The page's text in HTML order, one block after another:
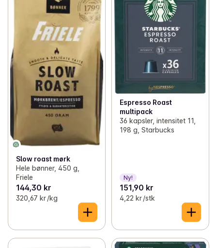
Slow roast mørk
Hele bønner, 450 g,
Friele
144,30 kr
320,67 kr /kg
Espresso Roast
multipack
36 kapsler, intensitet 11,
198 g, Starbucks
Ny!
151,90 kr
4,22 kr /stk